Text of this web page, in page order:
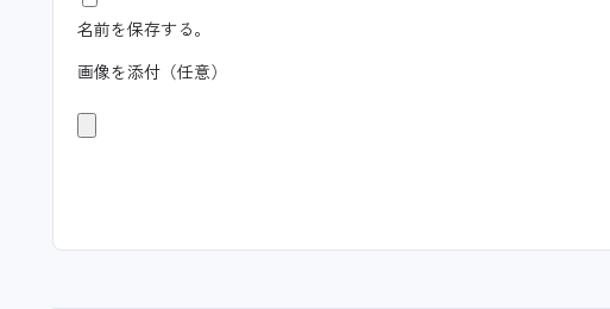
名前を保存する。
画像を添付（任意）